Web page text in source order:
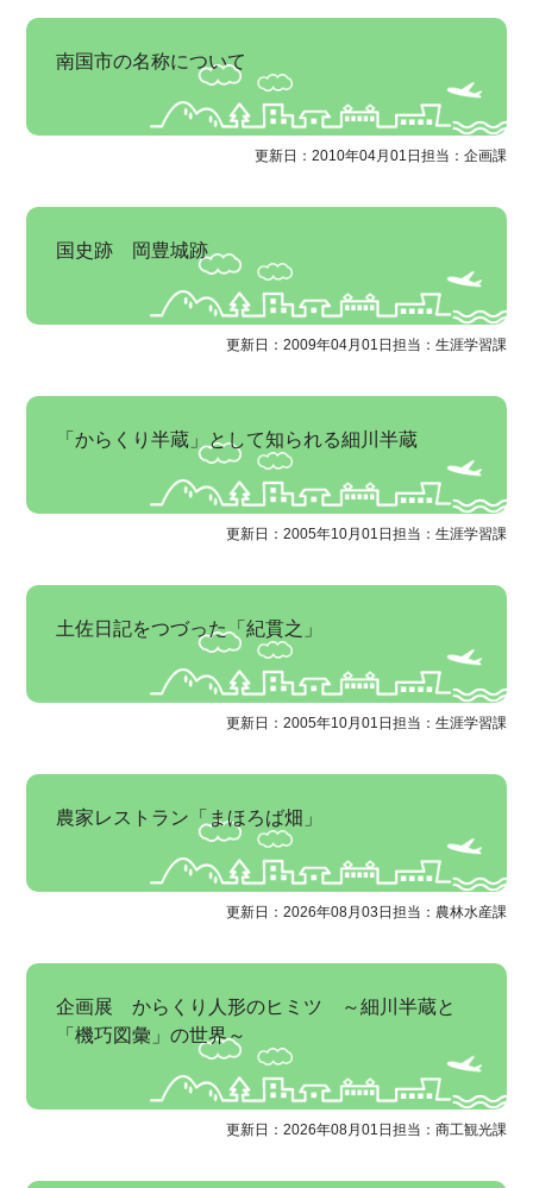
南国市の名称について
更新日：2010年04月01日 担当：企画課
国史跡 岡豊城跡
更新日：2009年04月01日 担当：生涯学習課
「からくり半蔵」として知られる細川半蔵
更新日：2005年10月01日 担当：生涯学習課
土佐日記をつづった「紀貫之」
更新日：2005年10月01日 担当：生涯学習課
農家レストラン「まほろば畑」
更新日：2026年08月03日 担当：農林水産課
企画展 からくり人形のヒミツ ～細川半蔵と
「機巧図彙」の世界～
更新日：2026年08月01日 担当：商工観光課